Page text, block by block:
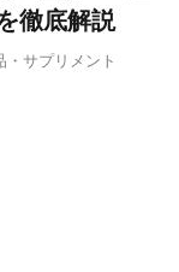
徹底解説
・サプリメント